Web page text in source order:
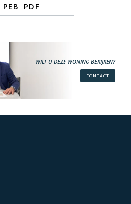
PEB .PDF
WILT U DEZE WONING BEKIJKEN?
CONTACT